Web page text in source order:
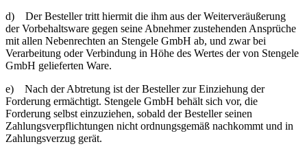
d) Der Besteller tritt hiermit die ihm aus der Weiterveräußerung
der Vorbehaltsware gegen seine Abnehmer zustehenden Ansprüche
mit allen Nebenrechten an Stengele GmbH ab, und zwar bei
Verarbeitung oder Verbindung in Höhe des Wertes der von Stengele
GmbH gelieferten Ware.
e) Nach der Abtretung ist der Besteller zur Einziehung der
Forderung ermächtigt. Stengele GmbH behält sich vor, die
Forderung selbst einzuziehen, sobald der Besteller seinen
Zahlungsverpflichtungen nicht ordnungsgemäß nachkommt und in
Zahlungsverzug gerät.